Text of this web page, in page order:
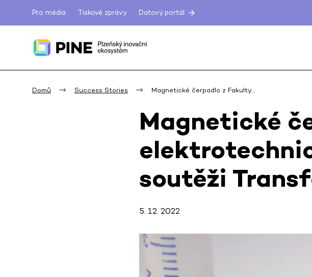
Pro média Tiskové zprávy Datový portál
Domů Success Stories Magnetické čerpadlo z Fakulty…
Magnetické
soutěži
5. 12. 2022